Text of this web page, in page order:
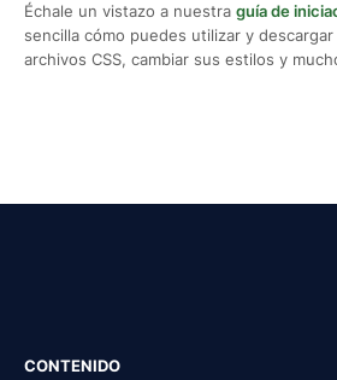
Échale un vistazo a nuestra guía de
sencilla cómo puedes utilizar y
archivos CSS, cambiar sus estilos y
CONTENIDO